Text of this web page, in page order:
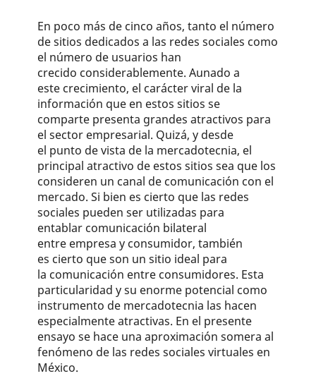
En poco más de cinco años, tanto el número
de sitios dedicados a las redes sociales como
el número de usuarios han
crecido considerablemente. Aunado a
este crecimiento, el carácter viral de la
información que en estos sitios se
comparte presenta grandes atractivos para
el sector empresarial. Quizá, y desde
el punto de vista de la mercadotecnia, el
principal atractivo de estos sitios sea que los
consideren un canal de comunicación con el
mercado. Si bien es cierto que las redes
sociales pueden ser utilizadas para
entablar comunicación bilateral
entre empresa y consumidor, también
es cierto que son un sitio ideal para
la comunicación entre consumidores. Esta
particularidad y su enorme potencial como
instrumento de mercadotecnia las hacen
especialmente atractivas. En el presente
ensayo se hace una aproximación somera al
fenómeno de las redes sociales virtuales en
México.